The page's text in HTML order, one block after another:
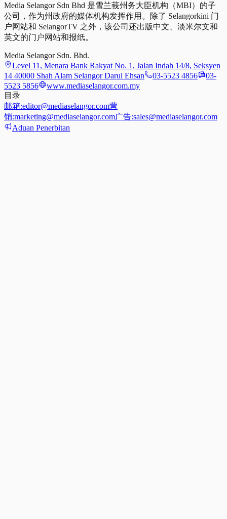
Media Selangor Sdn Bhd 是雪兰莪州务大臣机构（MBI）的子
公司，作为州政府的媒体机构发挥作用。除了 Selangorkini 门
户网站和 SelangorTV 之外，该公司还出版中文、淡米尔文和
英文的门户网站和报纸。
Media Selangor Sdn. Bhd.
Level 11, Menara Bank Rakyat No. 1, Jalan Indah 14/8, Seksyen
14 40000 Shah Alam Selangor Darul Ehsan
03-5523 4856
03-
5523 5856
www.mediaselangor.com.my
目录
邮箱:editor@mediaselangor.com营
销:marketing@mediaselangor.com广告:sales@mediaselangor.com
Aduan Penerbitan